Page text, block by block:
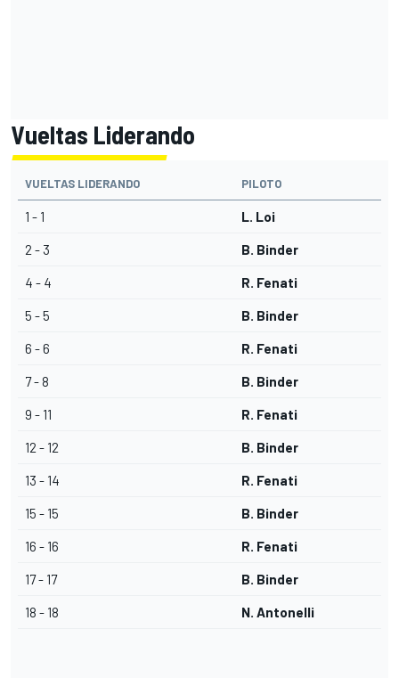
Vueltas Liderando
VUELTAS LIDERANDO PILOTO
1 - 1 L. Loi
2 - 3 B. Binder
4 - 4 R. Fenati
5 - 5 B. Binder
6 - 6 R. Fenati
7 - 8 B. Binder
9 - 11 R. Fenati
12 - 12 B. Binder
13 - 14 R. Fenati
15 - 15 B. Binder
16 - 16 R. Fenati
17 - 17 B. Binder
18 - 18 N. Antonelli